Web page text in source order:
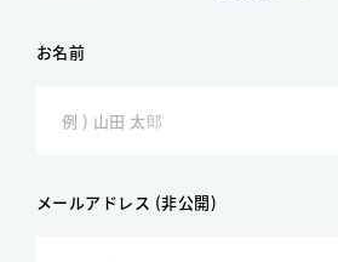
お名前
メールアドレス (非公開)